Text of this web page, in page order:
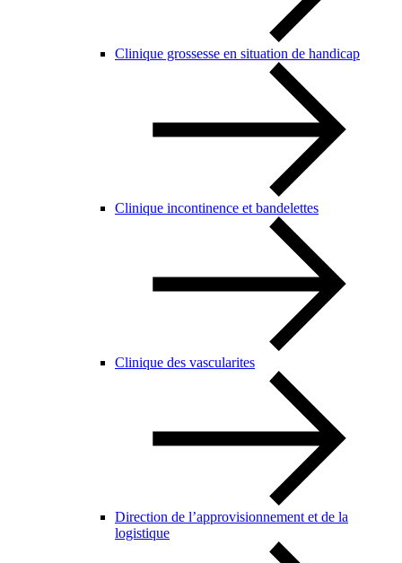
Clinique grossesse en situation de handicap
Clinique incontinence et bandelettes
Clinique des vascularites
Direction de l’approvisionnement et de la
logistique